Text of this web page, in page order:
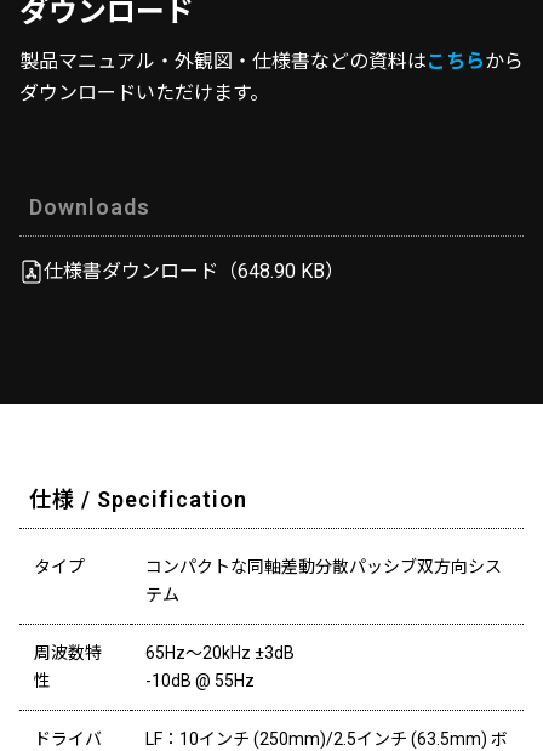
ダウンロード
製品マニュアル・外観図・仕様書などの資料はこちらから
ダウンロードいただけます。
Downloads
仕様書ダウンロード（648.90 KB）
仕様 / Specification
タイプ
コンパクトな同軸差動分散パッシブ双方向シス
テム
周波数特
性
65Hz～20kHz ±3dB
-10dB @ 55Hz
ドライバ
LF：10インチ (250mm)/2.5インチ (63.5mm) ボ